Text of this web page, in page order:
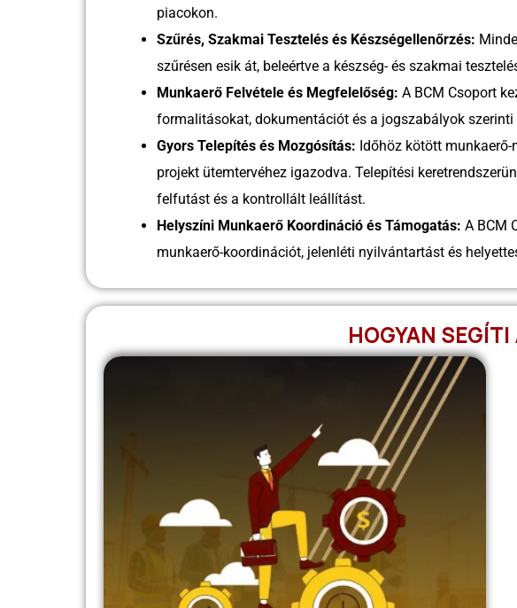
piacokon.
Szűrés, Szakmai Tesztelés és Készségellenőrzés:
szűrésen esik át, beleértve a készség- és szakmai
Munkaerő Felvétele és Megfelelőség: A BCM Csoport
formalitásokat, dokumentációt és a jogszabályok szerinti
Gyors Telepítés és Mozgósítás: Időhöz kötött
projekt ütemtervéhez igazodva. Telepítési
felfutást és a kontrollált leállítást.
Helyszíni Munkaerő Koordináció és Támogatás: A BCM
munkaerő-koordinációt, jelenléti nyilvántartást és
HOGYAN